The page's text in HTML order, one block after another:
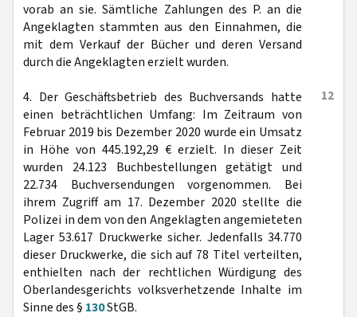
vorab an sie. Sämtliche Zahlungen des P. an die
Angeklagten stammten aus den Einnahmen, die
mit dem Verkauf der Bücher und deren Versand
durch die Angeklagten erzielt wurden.
12
4. Der Geschäftsbetrieb des Buchversands hatte
einen beträchtlichen Umfang: Im Zeitraum von
Februar 2019 bis Dezember 2020 wurde ein Umsatz
in Höhe von 445.192,29 € erzielt. In dieser Zeit
wurden 24.123 Buchbestellungen getätigt und
22.734 Buchversendungen vorgenommen. Bei
ihrem Zugriff am 17. Dezember 2020 stellte die
Polizei in dem von den Angeklagten angemieteten
Lager 53.617 Druckwerke sicher. Jedenfalls 34.770
dieser Druckwerke, die sich auf 78 Titel verteilten,
enthielten nach der rechtlichen Würdigung des
Oberlandesgerichts volksverhetzende Inhalte im
Sinne des § 130StGB.